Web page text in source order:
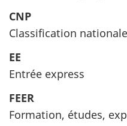
CNP
Classification
EE
Entrée express
FEER
Formation, études,